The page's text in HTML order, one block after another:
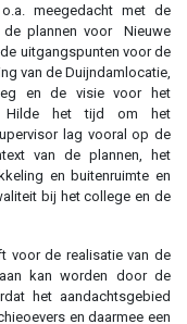
meegedacht met de
de plannen voor Nieuwe
uitgangspunten voor de
van de Duijndamlocatie,
en de visie voor het
Hilde het tijd om het
lag vooral op de
van de plannen, het
en buitenruimte en
bij het college en de
voor de realisatie van de
kan worden door de
het aandachtsgebied
en daarmee een